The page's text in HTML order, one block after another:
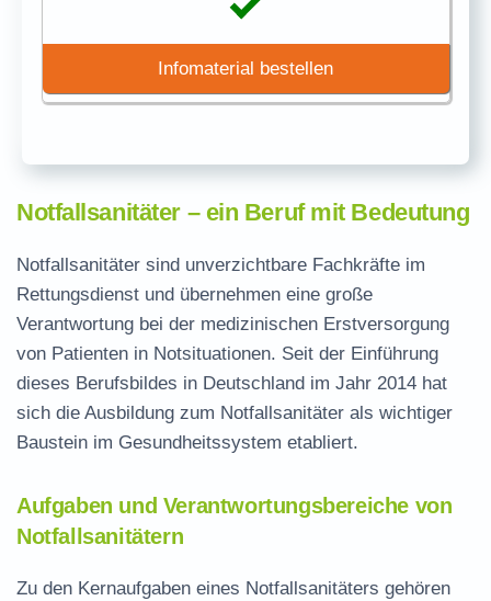
Infomaterial bestellen
Notfallsanitäter – ein Beruf mit Bedeutung
Notfallsanitäter sind unverzichtbare Fachkräfte im
Rettungsdienst und übernehmen eine große
Verantwortung bei der medizinischen Erstversorgung
von Patienten in Notsituationen. Seit der Einführung
dieses Berufsbildes in Deutschland im Jahr 2014 hat
sich die Ausbildung zum Notfallsanitäter als wichtiger
Baustein im Gesundheitssystem etabliert.
Aufgaben und Verantwortungsbereiche von
Notfallsanitätern
Zu den Kernaufgaben eines Notfallsanitäters gehören